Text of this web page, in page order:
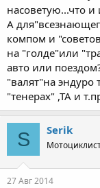
насоветую...что
А
компом и
на "голде"или
авто или
"валят"на эндуро
"тенерах" ,ТА и
S Serik
27 Авг 2014